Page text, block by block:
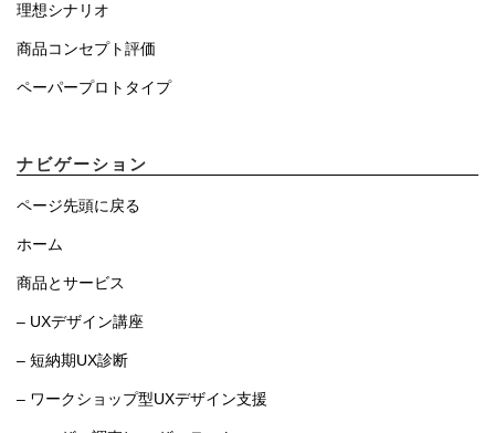
理想シナリオ
商品コンセプト評価
ペーパープロトタイプ
ナビゲーション
ページ先頭に戻る
ホーム
商品とサービス
– UXデザイン講座
– 短納期UX診断
– ワークショップ型UXデザイン支援